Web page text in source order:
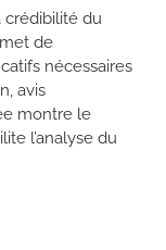
du
de
nécessaires
avis
montre le
l’analyse du